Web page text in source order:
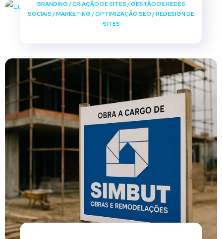
BRANDING /CRIAÇÃO DE SITES /GESTÃO DE REDES
SOCIAIS /MARKETING /OPTIMIZAÇÃO SEO /REDESIGN DE
SITES